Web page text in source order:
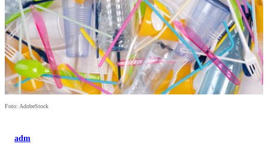
Foto: AdobeStock
adm